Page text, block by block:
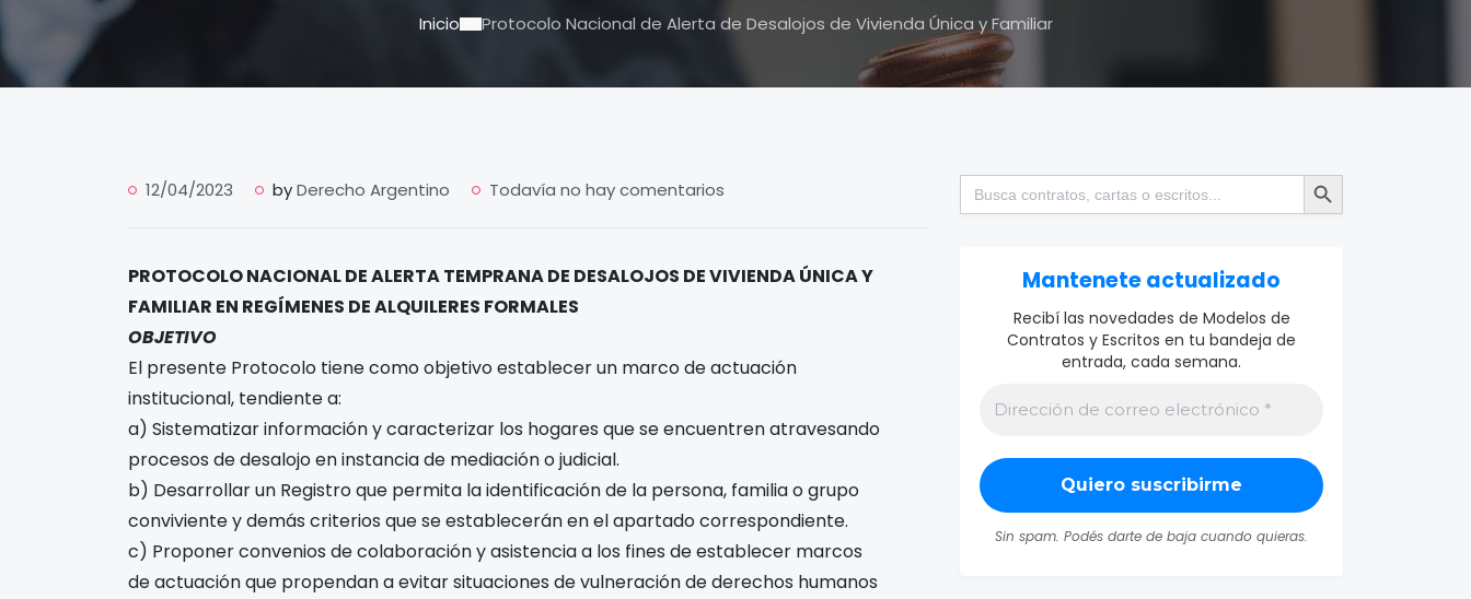
Inicio Protocolo Nacional de Alerta de Desalojos de Vivienda Única y Familiar
12/04/2023 byDerecho Argentino Todavía no hay comentarios
PROTOCOLO NACIONAL DE ALERTA TEMPRANA DE DESALOJOS DE VIVIENDA ÚNICA Y
FAMILIAR EN REGÍMENES DE ALQUILERES FORMALES
OBJETIVO
El presente Protocolo tiene como objetivo establecer un marco de actuación
institucional, tendiente a:
a) Sistematizar información y caracterizar los hogares que se encuentren atravesando
procesos de desalojo en instancia de mediación o judicial.
b) Desarrollar un Registro que permita la identificación de la persona, familia o grupo
conviviente y demás criterios que se establecerán en el apartado correspondiente.
c) Proponer convenios de colaboración y asistencia a los fines de establecer marcos
de actuación que propendan a evitar situaciones de vulneración de derechos humanos
Buscar: Botón de búsqueda
Mantenete actualizado
Recibí las novedades de Modelos de
Contratos y Escritos en tu bandeja de
entrada, cada semana.
Sin spam. Podés darte de baja cuando quieras.